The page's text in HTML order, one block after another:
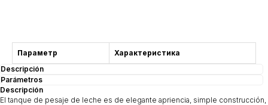
Параметр
Характеристика
Descripción
Parámetros
Descripción
El tanque de pesaje de leche es de elegante apriencia, simple construcción,